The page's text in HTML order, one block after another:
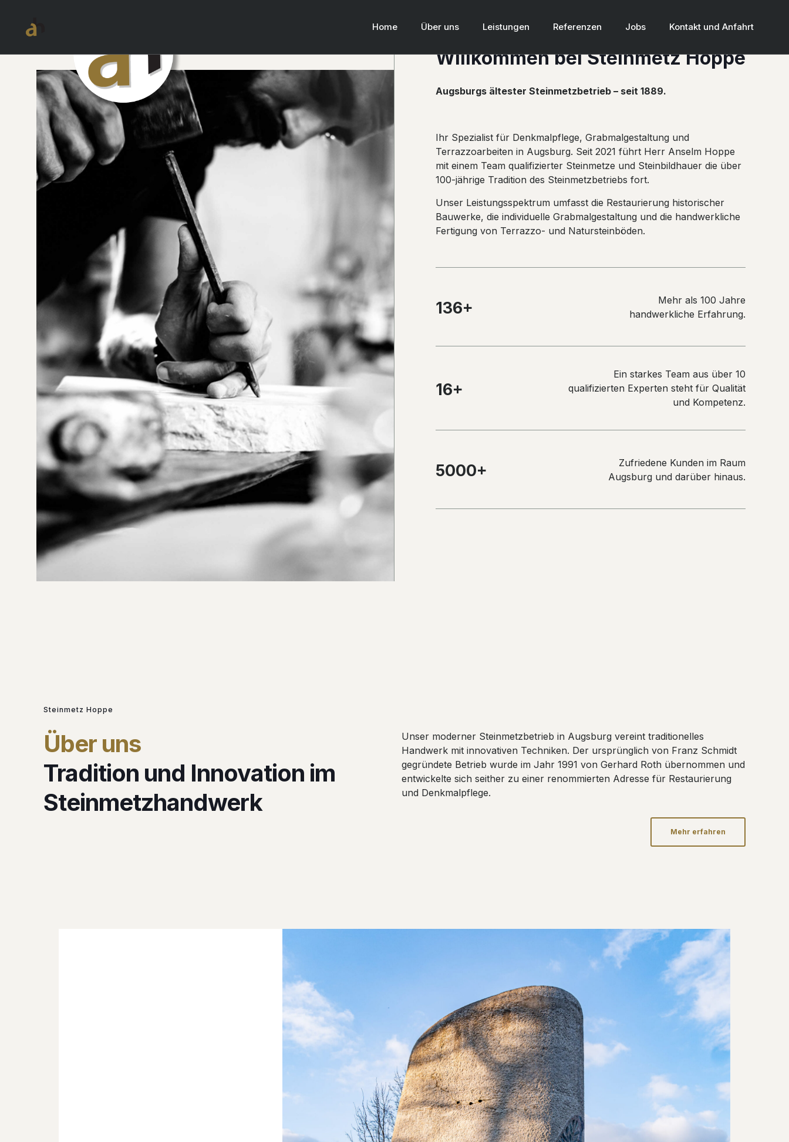
Home Über uns Leistungen Referenzen Jobs Kontakt und Anfahrt
Willkommen bei Steinmetz Hoppe
Augsburgs ältester Steinmetzbetrieb – seit 1889.
Ihr Spezialist für Denkmalpflege, Grabmalgestaltung und
Terrazzoarbeiten in Augsburg. Seit 2021 führt Herr Anselm Hoppe
mit einem Team qualifizierter Steinmetze und Steinbildhauer die über
100-jährige Tradition des Steinmetzbetriebs fort.
Unser Leistungsspektrum umfasst die Restaurierung historischer
Bauwerke, die individuelle Grabmalgestaltung und die handwerkliche
Fertigung von Terrazzo- und Natursteinböden.
136+
Mehr als 100 Jahre
handwerkliche Erfahrung.
16+
Ein starkes Team aus über 10
qualifizierten Experten steht für Qualität
und Kompetenz.
5000+
Zufriedene Kunden im Raum
Augsburg und darüber hinaus.
Steinmetz Hoppe
Über uns
Tradition und Innovation im
Steinmetzhandwerk
Unser moderner Steinmetzbetrieb in Augsburg vereint traditionelles
Handwerk mit innovativen Techniken. Der ursprünglich von Franz Schmidt
gegründete Betrieb wurde im Jahr 1991 von Gerhard Roth übernommen und
entwickelte sich seither zu einer renommierten Adresse für Restaurierung
und Denkmalpflege.
Mehr erfahren